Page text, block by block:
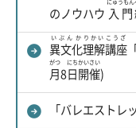
のノウハウ 入門
異文化
いぶんか
理解
りかい
講座
こうざ
月
がつ
8日
にち
開催
かいさい
)
「バレエストレ